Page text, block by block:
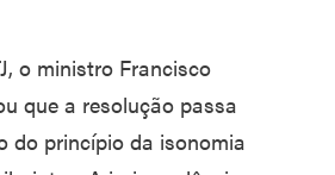
o ministro Francisco
que a resolução passa
do princípio da isonomia